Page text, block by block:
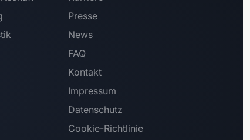
Presse
News
FAQ
Kontakt
Impressum
Datenschutz
Cookie-Richtlinie